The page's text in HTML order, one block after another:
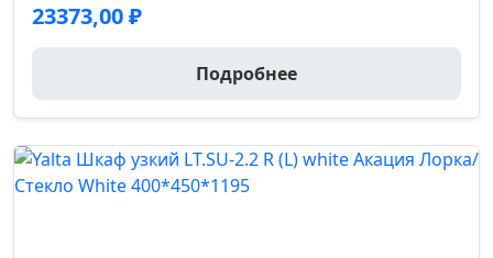
23373,00₽
Подробнее